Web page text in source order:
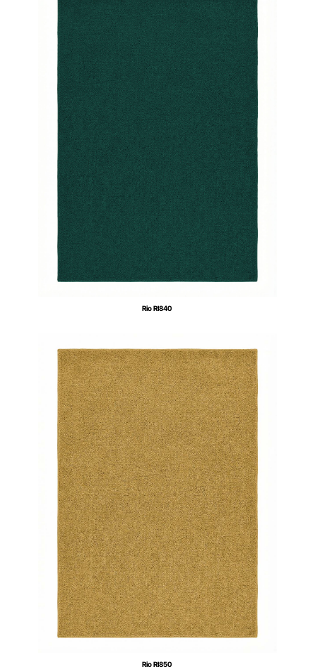
Rio RI840
Rio RI850